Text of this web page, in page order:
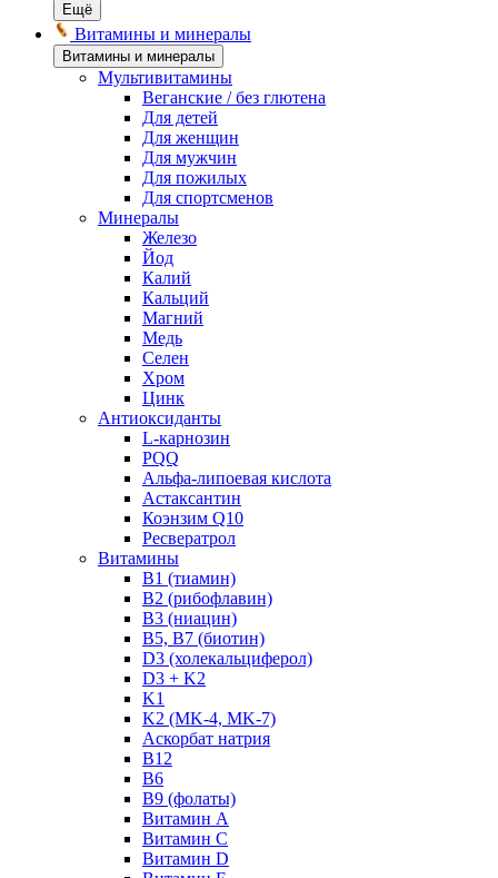
Ещё
Витамины и минералы
Витамины и минералы
Мультивитамины
Веганские / без глютена
Для детей
Для женщин
Для мужчин
Для пожилых
Для спортсменов
Минералы
Железо
Йод
Калий
Кальций
Магний
Медь
Селен
Хром
Цинк
Антиоксиданты
L-карнозин
PQQ
Альфа-липоевая кислота
Астаксантин
Коэнзим Q10
Ресвератрол
Витамины
B1 (тиамин)
B2 (рибофлавин)
B3 (ниацин)
B5, B7 (биотин)
D3 (холекальциферол)
D3 + K2
K1
K2 (MK-4, MK-7)
Аскорбат натрия
В12
В6
В9 (фолаты)
Витамин A
Витамин C
Витамин D